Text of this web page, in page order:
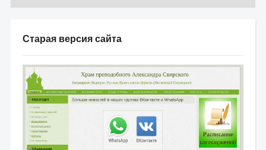
Старая версия сайта